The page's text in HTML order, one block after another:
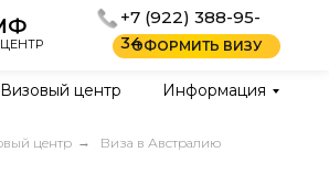
ОФОРМИТЬ ВИЗУ
+7 (922) 388-95-
34
Визовый центр Информация
центр → Виза в Австралию